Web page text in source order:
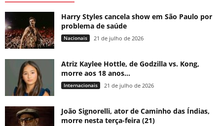
Harry Styles cancela show em São Paulo por
problema de saúde
Nacionais 21 de julho de 2026
Atriz Kaylee Hottle, de Godzilla vs. Kong,
morre aos 18 anos...
Internacionais 21 de julho de 2026
João Signorelli, ator de Caminho das Índias,
morre nesta terça-feira (21)